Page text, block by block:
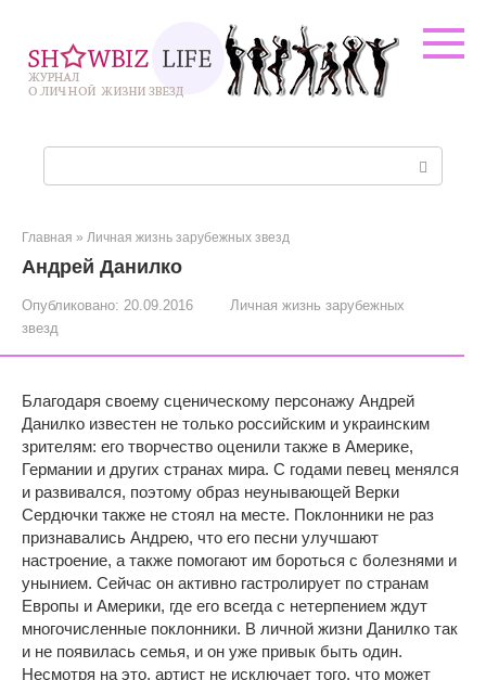
контенту
Главная » Личная жизнь зарубежных звезд
Андрей Данилко
Опубликовано: 20.09.2016
Личная жизнь зарубежных
звезд
Благодаря своему сценическому персонажу Андрей
Данилко известен не только российским и украинским
зрителям: его творчество оценили также в Америке,
Германии и других странах мира. С годами певец менялся
и развивался, поэтому образ неунывающей Верки
Сердючки также не стоял на месте. Поклонники не раз
признавались Андрею, что его песни улучшают
настроение, а также помогают им бороться с болезнями и
унынием. Сейчас он активно гастролирует по странам
Европы и Америки, где его всегда с нетерпением ждут
многочисленные поклонники. В личной жизни Данилко так
и не появилась семья, и он уже привык быть один.
Несмотря на это, артист не исключает того, что может